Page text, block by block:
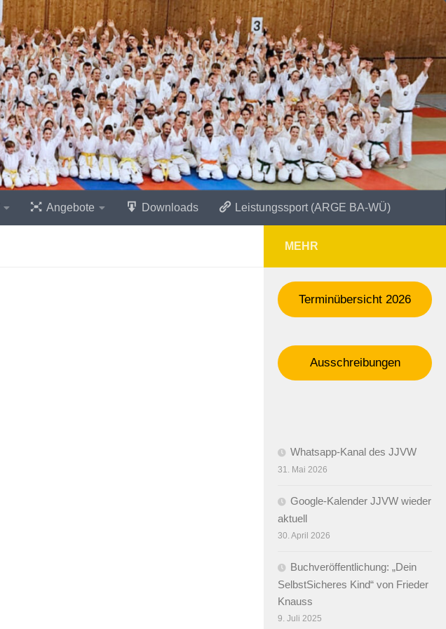
Angebote Downloads Leistungssport (ARGE BA-WÜ)
MEHR
Terminübersicht 2026
Ausschreibungen
Whatsapp-Kanal des JJVW
31. Mai 2026
Google-Kalender JJVW wieder
aktuell
30. April 2026
Buchveröffentlichung: „Dein
SelbstSicheres Kind“ von Frieder
Knauss
9. Juli 2025